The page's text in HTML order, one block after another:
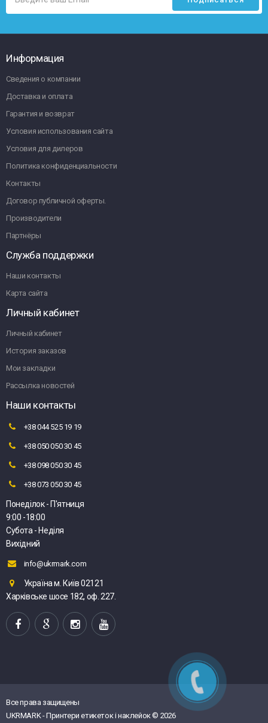
Информация
Сведения о компании
Доставка и оплата
Гарантия и возврат
Условия использования сайта
Условия для дилеров
Политика конфиденциальности
Контакты
Договор публичной оферты.
Производители
Партнёры
Служба поддержки
Наши контакты
Карта сайта
Личный кабинет
Личный кабинет
История заказов
Мои закладки
Рассылка новостей
Наши контакты
+38 044 525 19 19
+38 050 050 30 45
+38 098 050 30 45
+38 073 050 30 45
Понеділок - П'ятниця
9:00 -18:00
Субота - Неділя
Вихідний
info@ukrmark.com
Україна м. Київ 02121
Харківське шосе 182, оф. 227.
Все права защищены
UKRMARK - Принтери етикеток і наклейок © 2026